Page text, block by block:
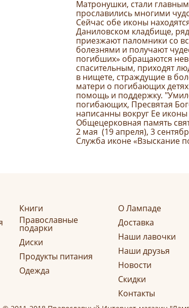
Матронушки, стали
прославились многими
Сейчас обе иконы
Даниловском кладбище,
приезжают паломники со
болезнями и получают
погибших» обращаются
спасительным, приходят
в нищете, страждущие в
матери о погибающих
помощь и поддержку.
погибающих, Пресвятая
написанны вокруг Ее
Общецерковная память
2 мая (19 апреля), 3
Служба иконе «Взыскание
Книги
Православные
подарки
Диски
Продукты питания
Одежда
О Лампаде
Доставка
Наши лавочки
Наши друзья
Новости
Скидки
Контакты